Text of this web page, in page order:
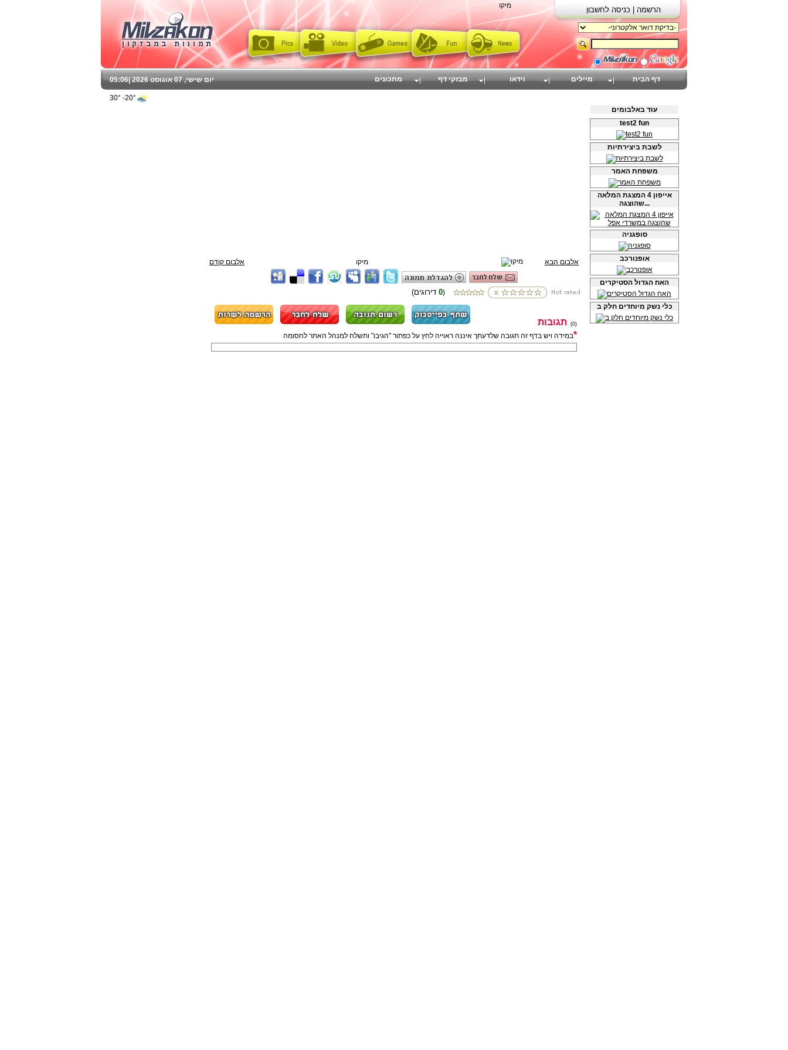
מיקו
אלבום קודם מיקו אלבום הבא
0)
(0)
תגובות
*במידה ויש בדף זה תגובה שלדעתך איננה ראוייה לחץ על כפתור "הגיבו" ותשלח למנהל האתר לחסומה
עוד באלבומים
test2 fun
לשבת ביצירתיות
משפחת האמר
אייפון 4 המצגת המלאה
שהוצגה...
סופגניה
אופנורכב
האח הגדול הסטיקרים
כלי נשק מיוחדים חלק ב
05:06 יום שישי, 07 אוגוסט 2026 | דף הבית מיילים וידאו מבזקי דף מתכונים
20°- 30°
הרשמה | כניסה לחשבון